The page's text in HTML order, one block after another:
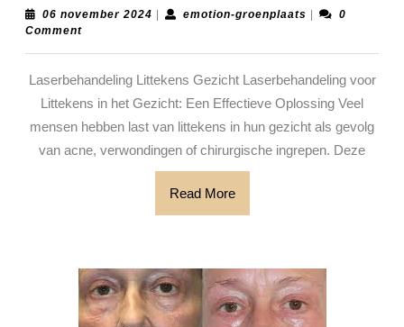
voor
in
het
Gezicht
06 november 2024 06
| emotion-groenplaatsemotion-
|
0
Comment
Laserbehandeling Littekens Gezicht Laserbehandeling voor
Littekens in het Gezicht: Een Effectieve Oplossing Veel
mensen hebben last van littekens in hun gezicht als gevolg
van acne, verwondingen of chirurgische ingrepen. Deze
Read MoreRead
More